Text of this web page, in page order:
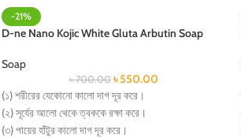
-21%
D-ne Nano Kojic White Gluta Arbutin Soap
Soap
৳700.00 ৳550.00
(১) শরীরের যেকোনো কালো দাগ দূর করে।
(২) সূর্যের আলো থেকে ত্বককে রক্ষা করে।
(৩) পায়ের হাঁটুর কালো দাগ দূর করে।